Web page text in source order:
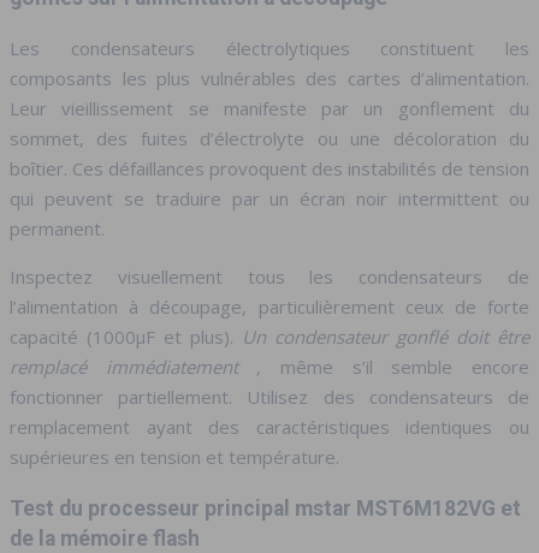
Les condensateurs électrolytiques constituent les
composants les plus vulnérables des cartes d’alimentation.
Leur vieillissement se manifeste par un gonflement du
sommet, des fuites d’électrolyte ou une décoloration du
boîtier. Ces défaillances provoquent des instabilités de tension
qui peuvent se traduire par un écran noir intermittent ou
permanent.
Inspectez visuellement tous les condensateurs de
l’alimentation à découpage, particulièrement ceux de forte
capacité (1000µF et plus). Un condensateur gonflé doit être
remplacé immédiatement , même s’il semble encore
fonctionner partiellement. Utilisez des condensateurs de
remplacement ayant des caractéristiques identiques ou
supérieures en tension et température.
Test du processeur principal mstar MST6M182VG et
de la mémoire flash